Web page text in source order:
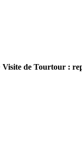
Visite de Tourtour :